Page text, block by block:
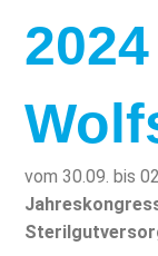
vom 30.09. bis